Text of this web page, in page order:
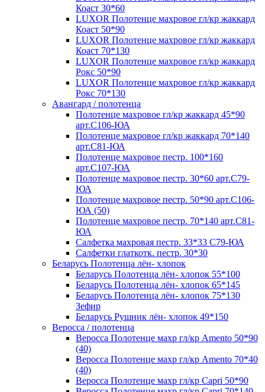
Коаст 30*60
LUXOR Полотенце махровое гл/кр жаккард
Коаст 50*90
LUXOR Полотенце махровое гл/кр жаккард
Коаст 70*130
LUXOR Полотенце махровое гл/кр жаккард
Рокс 50*90
LUXOR Полотенце махровое гл/кр жаккард
Рокс 70*130
Авангард / полотенца
Полотенце махровое гл/кр жаккард 45*90
арт.С106-ЮА
Полотенце махровое гл/кр жаккард 70*140
арт.С81-ЮА
Полотенце махровое пестр. 100*160
арт.С107-ЮА
Полотенце махровое пестр. 30*60 арт.С79-
ЮА
Полотенце махровое пестр. 50*90 арт.С106-
ЮА (50)
Полотенце махровое пестр. 70*140 арт.С81-
ЮА
Салфетка махровая пестр. 33*33 С79-ЮА
Салфетки глаткотк. пестр. 30*30
Беларусь Полотенца лён- хлопок
Беларусь Полотенца лён- хлопок 55*100
Беларусь Полотенца лён- хлопок 65*145
Беларусь Полотенца лён- хлопок 75*130
Зефир
Беларусь Рушник лён- хлопок 49*150
Веросса / полотенца
Веросса Полотенце махр гл/кр Amento 50*90
(40)
Веросса Полотенце махр гл/кр Amento 70*40
(40)
Веросса Полотенце махр гл/кр Capri 50*90